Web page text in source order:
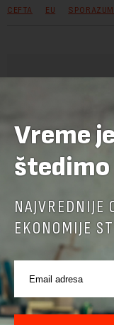
CEFTA EU SPORAZUM
Pre slanja
pravilima
Sajt je zaštićen
Privatnostii
Vreme
štedimo
NAJVREDNIJE
EKONOMIJE